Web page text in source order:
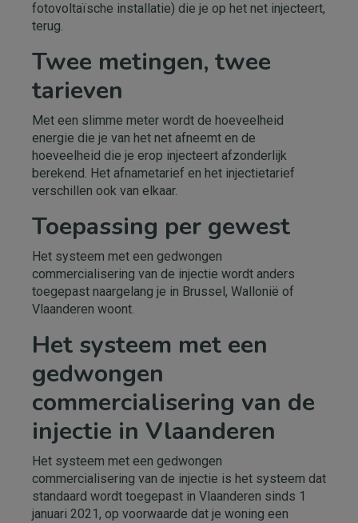
fotovoltaïsche installatie) die je op het net injecteert,
terug.
Twee metingen, twee
tarieven
Met een slimme meter wordt de hoeveelheid
energie die je van het net afneemt en de
hoeveelheid die je erop injecteert afzonderlijk
berekend. Het afnametarief en het injectietarief
verschillen ook van elkaar.
Toepassing per gewest
Het systeem met een gedwongen
commercialisering van de injectie wordt anders
toegepast naargelang je in Brussel, Wallonië of
Vlaanderen woont.
Het systeem met een
gedwongen
commercialisering van de
injectie in Vlaanderen
Het systeem met een gedwongen
commercialisering van de injectie is het systeem dat
standaard wordt toegepast in Vlaanderen sinds 1
januari 2021, op voorwaarde dat je woning een